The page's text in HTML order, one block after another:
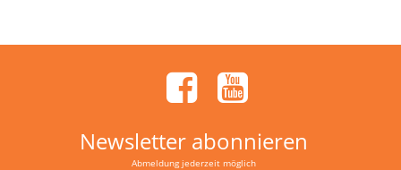
Newsletter abonnieren
Abmeldung jederzeit möglich